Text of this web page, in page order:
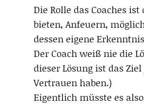
Die Rolle das Coaches
bieten, Anfeuern,
dessen eigene
Der Coach weiß nie die
dieser Lösung ist das
Vertrauen haben.)
Eigentlich müsste es